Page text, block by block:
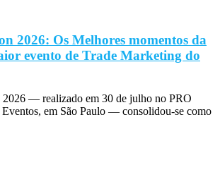
2026: Os Melhores momentos da
evento de Trade Marketing do
2026 — realizado em 30 de julho no PRO
em São Paulo — consolidou-se como